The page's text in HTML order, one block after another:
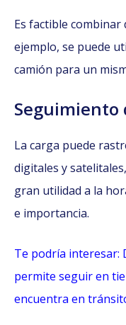
Es factible
ejemplo, se puede
camión para un
Seguimiento
La carga puede
digitales y
gran utilidad a la
e importancia.
Te podría interesar:
permite seguir en
encuentra en